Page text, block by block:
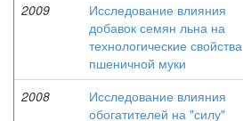
2009
Исследование влияния
добавок семян льна на
технологические свойства
пшеничной муки
2008
Исследование влияния
обогатителей на "силу"